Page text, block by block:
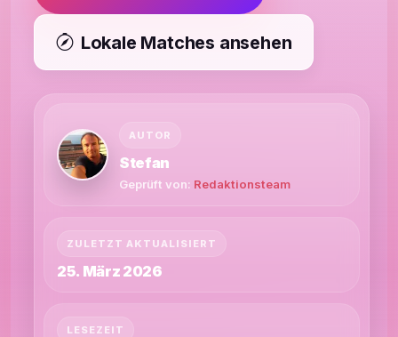
Lokale Matches ansehen
AUTOR
Stefan
Geprüft von: Redaktionsteam
ZULETZT AKTUALISIERT
25. März 2026
LESEZEIT